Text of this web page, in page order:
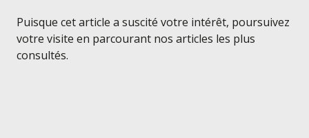
Puisque cet article a suscité votre intérêt, poursuivez
votre visite en parcourant nos articles les plus
consultés.